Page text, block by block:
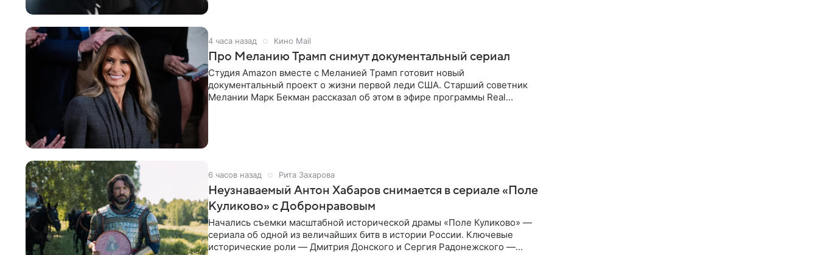
4 часа назад Кино Mail
Про Меланию Трамп снимут документальный сериал
Студия Amazon вместе с Меланией Трамп готовит новый
документальный проект о жизни первой леди США. Старший советник
Мелании Марк Бекман рассказал об этом в эфире программы Real
6 часов назад Рита Захарова
Неузнаваемый Антон Хабаров снимается в сериале «Поле
Куликово» с Добронравовым
Начались съемки масштабной исторической драмы «Поле Куликово» —
сериала об одной из величайших битв в истории России. Ключевые
исторические роли — Дмитрия Донского и Сергия Радонежского —